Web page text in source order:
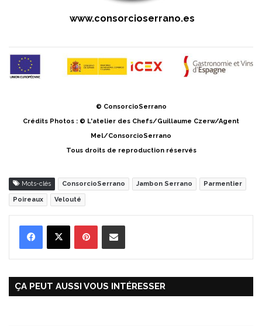
www.consorcioserrano.es
© ConsorcioSerrano
Crédits Photos : © L'atelier des Chefs/Guillaume Czerw/Agent
Mel/ConsorcioSerrano
Tous droits de reproduction réservés
Mots-clés ConsorcioSerrano Jambon Serrano Parmentier
Poireaux Velouté
ÇA PEUT AUSSI VOUS INTÉRESSER